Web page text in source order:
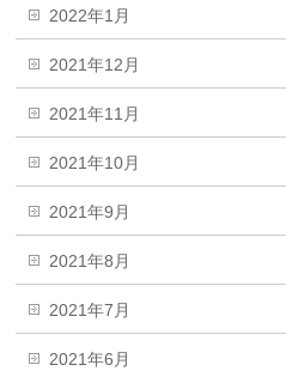
2022年1月
2021年12月
2021年11月
2021年10月
2021年9月
2021年8月
2021年7月
2021年6月